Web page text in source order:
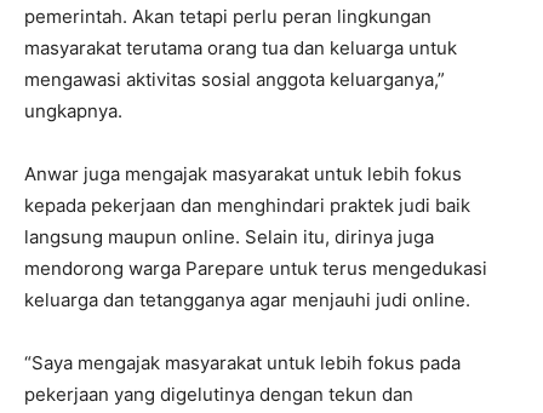
pemerintah. Akan tetapi perlu peran lingkungan
masyarakat terutama orang tua dan keluarga untuk
mengawasi aktivitas sosial anggota keluarganya,”
ungkapnya.
Anwar juga mengajak masyarakat untuk lebih fokus
kepada pekerjaan dan menghindari praktek judi baik
langsung maupun online. Selain itu, dirinya juga
mendorong warga Parepare untuk terus mengedukasi
keluarga dan tetangganya agar menjauhi judi online.
“Saya mengajak masyarakat untuk lebih fokus pada
pekerjaan yang digelutinya dengan tekun dan